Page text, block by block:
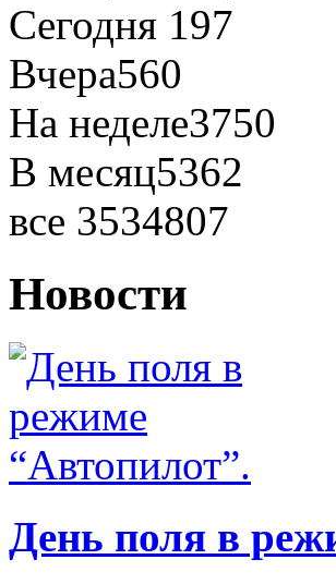
Сегодня 197
Вчера560
На неделе3750
В месяц5362
все 3534807
Новости
День поля в